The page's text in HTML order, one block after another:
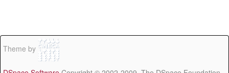
Theme by